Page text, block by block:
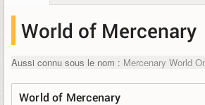
World of Mercenary
Aussi connu sous le nom : Mercenary World
World of Mercenary